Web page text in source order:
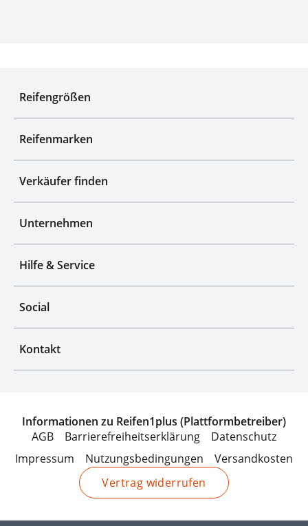
Reifengrößen
Reifenmarken
Verkäufer finden
Unternehmen
Hilfe & Service
Social
Kontakt
Informationen zu Reifen1plus (Plattformbetreiber)
AGB
Barrierefreiheitserklärung
Datenschutz
Impressum
Nutzungsbedingungen
Versandkosten
Vertrag widerrufen